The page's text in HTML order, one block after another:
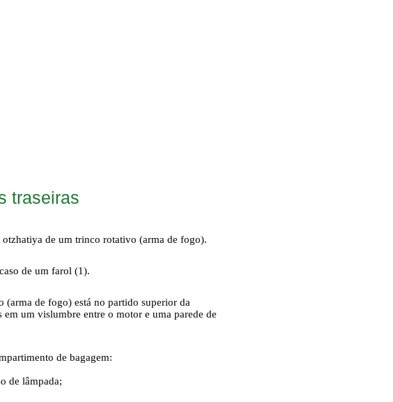
traseiras
de um trinco rotativo (arma de fogo).
de um farol (1).
de fogo) está no partido superior da
em um vislumbre entre o motor e uma parede de
de bagagem:
de lâmpada;